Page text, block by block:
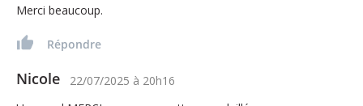
Merci beaucoup.
Répondre
Nicole 22/07/2025 à 20h16